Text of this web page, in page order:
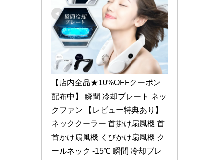
【店内全品★10%OFFクーポン
配布中】 瞬間 冷却プレート ネッ
クファン 【レビュー特典あり】
ネッククーラー 首掛け扇風機 首
首かけ扇風機 くびかけ扇風機 ク
ールネック -15℃ 瞬間 冷却プレ